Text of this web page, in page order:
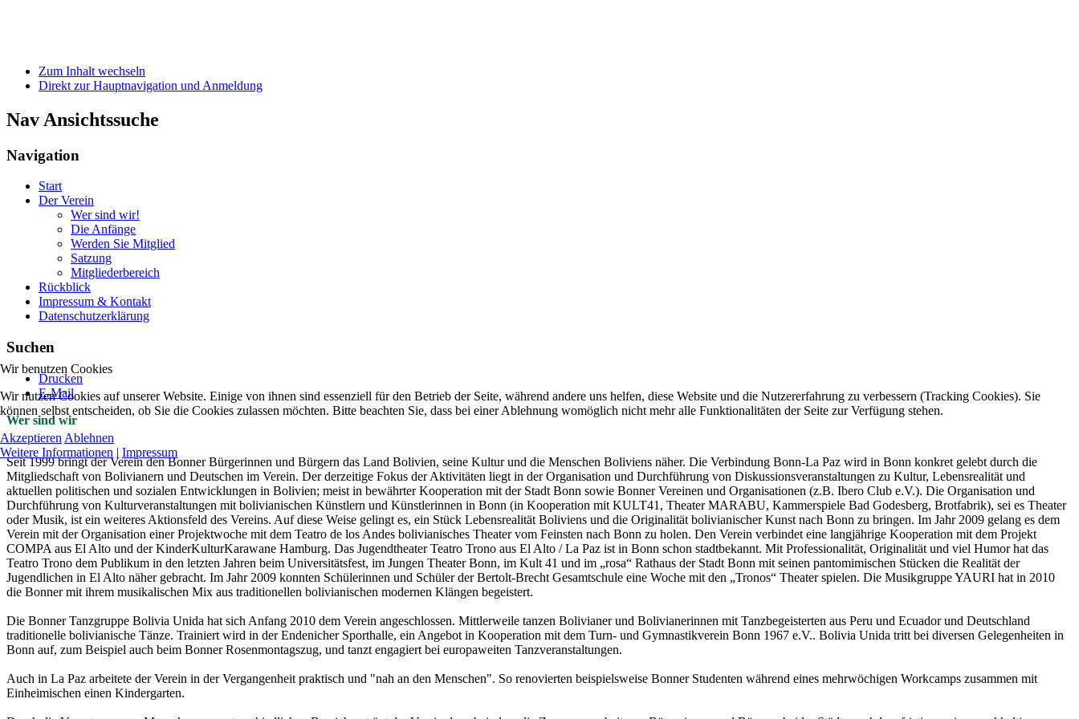
Zum Inhalt wechseln
Direkt zur Hauptnavigation und Anmeldung
Nav Ansichtssuche
Navigation
Start
Der Verein
Wer sind wir!
Die Anfänge
Werden Sie Mitglied
Satzung
Mitgliederbereich
Rückblick
Impressum & Kontakt
Datenschutzerklärung
Suchen
Drucken
E-Mail
Wer sind wir
Seit 1999 bringt der Verein den Bonner Bürgerinnen und Bürgern das Land Bolivien, seine Kultur und die Menschen Boliviens näher. Die Verbindung Bonn-La Paz wird in Bonn konkret gelebt durch die
Mitgliedschaft von Bolivianern und Deutschen im Verein. Der derzeitige Fokus der Aktivitäten liegt in der Organisation und Durchführung von Diskussionsveranstaltungen zu Kultur, Lebensrealität und
aktuellen politischen und sozialen Entwicklungen in Bolivien; meist in bewährter Kooperation mit der Stadt Bonn sowie Bonner Vereinen und Organisationen (z.B. Ibero Club e.V.). Die Organisation und
Durchführung von Kulturveranstaltungen mit bolivianischen Künstlern und Künstlerinnen in Bonn (in Kooperation mit KULT41, Theater MARABU, Kammerspiele Bad Godesberg, Brotfabrik), sei es Theater
oder Musik, ist ein weiteres Aktionsfeld des Vereins. Auf diese Weise gelingt es, ein Stück Lebensrealität Boliviens und die Originalität bolivianischer Kunst nach Bonn zu bringen. Im Jahr 2009 gelang es dem
Verein mit der Organisation einer Projektwoche mit dem Teatro de los Andes bolivianisches Theater vom Feinsten nach Bonn zu holen. Den Verein verbindet eine langjährige Kooperation mit dem Projekt
COMPA aus El Alto und der KinderKulturKarawane Hamburg. Das Jugendtheater Teatro Trono aus El Alto / La Paz ist in Bonn schon stadtbekannt. Mit Professionalität, Originalität und viel Humor hat das
Teatro Trono dem Publikum in den letzten Jahren beim Universitätsfest, im Jungen Theater Bonn, im Kult 41 und im „rosa“ Rathaus der Stadt Bonn mit seinen pantomimischen Stücken die Realität der
Jugendlichen in El Alto näher gebracht. Im Jahr 2009 konnten Schülerinnen und Schüler der Bertolt-Brecht Gesamtschule eine Woche mit den „Tronos“ Theater spielen. Die Musikgruppe YAURI hat in 2010
die Bonner mit ihrem musikalischen Mix aus traditionellen bolivianischen modernen Klängen begeistert.
Die Bonner Tanzgruppe Bolivia Unida hat sich Anfang 2010 dem Verein angeschlossen. Mittlerweile tanzen Bolivianer und Bolivianerinnen mit Tanzbegeisterten aus Peru und Ecuador und Deutschland
traditionelle bolivianische Tänze. Trainiert wird in der Endenicher Sporthalle, ein Angebot in Kooperation mit dem Turn- und Gymnastikverein Bonn 1967 e.V.. Bolivia Unida tritt bei diversen Gelegenheiten in
Bonn auf, zum Beispiel auch beim Bonner Rosenmontagszug, und tanzt engagiert bei europaweiten Tanzveranstaltungen.
Auch in La Paz arbeitete der Verein in der Vergangenheit praktisch und "nah an den Menschen". So renovierten beispielsweise Bonner Studenten während eines mehrwöchigen Workcamps zusammen mit
Einheimischen einen Kindergarten.
Wir benutzen Cookies
Wir nutzen Cookies auf unserer Website. Einige von ihnen sind essenziell für den Betrieb der Seite, während andere uns helfen, diese Website und die Nutzererfahrung zu verbessern (Tracking Cookies). Sie
können selbst entscheiden, ob Sie die Cookies zulassen möchten. Bitte beachten Sie, dass bei einer Ablehnung womöglich nicht mehr alle Funktionalitäten der Seite zur Verfügung stehen.
Akzeptieren Ablehnen
Weitere Informationen | Impressum